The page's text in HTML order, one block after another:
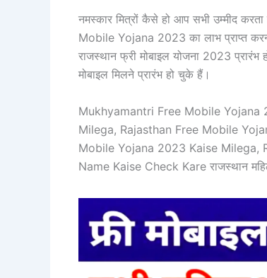
नमस्कार मित्रों कैसे हो आप सभी उम्मीद
Mobile Yojana 2023 का लाभ प्राप्त
राजस्थान फ्री मोबाइल योजना 2023
मोबाइल मिलने प्रारंभ हो चुके हैं।
Mukhyamantri Free Mobile Yojana
Milega, Rajasthan Free Mobile
Mobile Yojana 2023 Kaise Milega,
Name Kaise Check Kare राजस्थान